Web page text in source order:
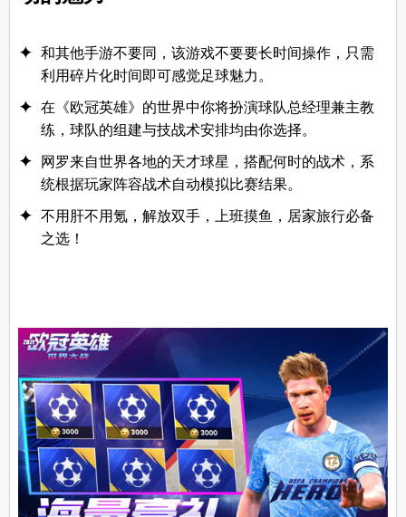
和其他手游不要同，该游戏不要要长时间操作，只需
利用碎片化时间即可感觉足球魅力。
在《欧冠英雄》的世界中你将扮演球队总经理兼主教
练，球队的组建与技战术安排均由你选择。
网罗来自世界各地的天才球星，搭配何时的战术，系
统根据玩家阵容战术自动模拟比赛结果。
不用肝不用氪，解放双手，上班摸鱼，居家旅行必备
之选！